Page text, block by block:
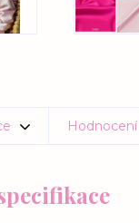
Hodnocení